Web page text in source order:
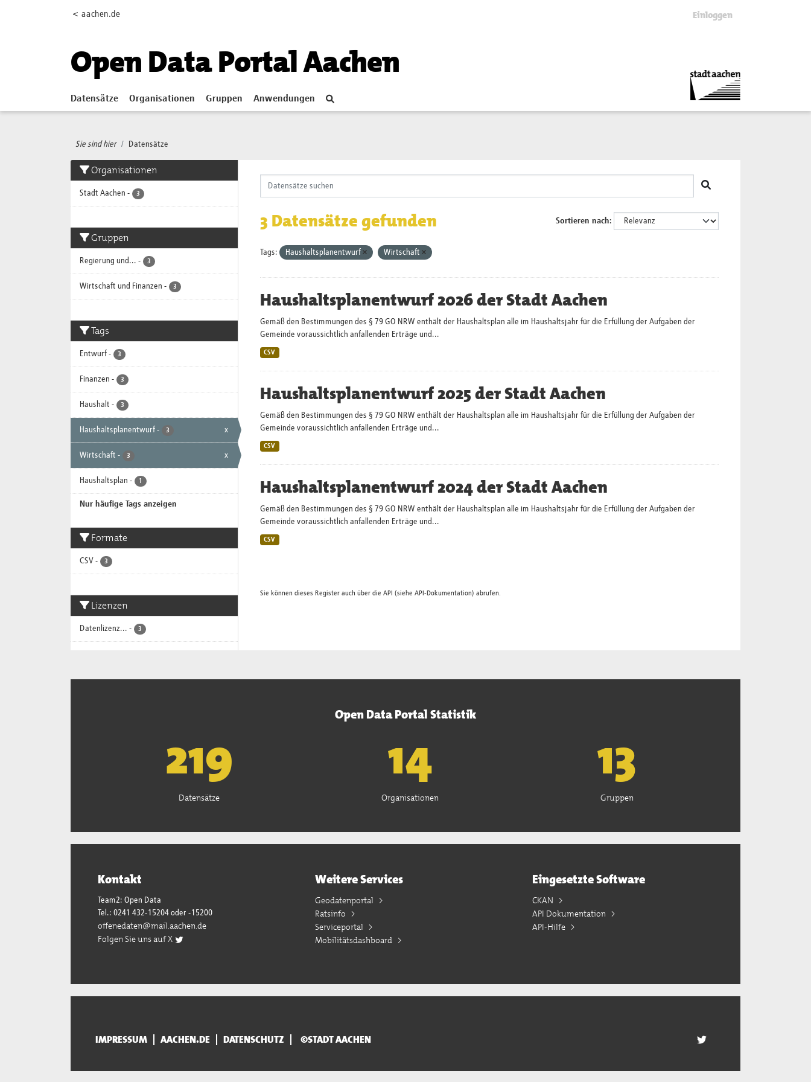
< aachen.de Einloggen
Open Data Portal Aachen
Datensätze Organisationen Gruppen Anwendungen
Sie sind hier Datensätze
Organisationen
Stadt Aachen - 3
Gruppen
Regierung und... - 3
Wirtschaft und Finanzen - 3
Tags
Entwurf - 3
Finanzen - 3
Haushalt - 3
Haushaltsplanentwurf - 3 x
Wirtschaft - 3 x
Haushaltsplan - 1
Nur häufige Tags anzeigen
Formate
CSV - 3
Lizenzen
Datenlizenz... - 3
Sortieren nach
3 Datensätze gefunden
Tags: Haushaltsplanentwurf Wirtschaft
Haushaltsplanentwurf 2026 der Stadt Aachen
Gemäß den Bestimmungen des § 79 GO NRW enthält der Haushaltsplan alle im Haushaltsjahr für die Erfüllung der Aufgaben der
Gemeinde voraussichtlich anfallenden Erträge und...
CSV
Haushaltsplanentwurf 2025 der Stadt Aachen
Gemäß den Bestimmungen des § 79 GO NRW enthält der Haushaltsplan alle im Haushaltsjahr für die Erfüllung der Aufgaben der
Gemeinde voraussichtlich anfallenden Erträge und...
CSV
Haushaltsplanentwurf 2024 der Stadt Aachen
Gemäß den Bestimmungen des § 79 GO NRW enthält der Haushaltsplan alle im Haushaltsjahr für die Erfüllung der Aufgaben der
Gemeinde voraussichtlich anfallenden Erträge und...
CSV
Sie können dieses Register auch über die API (siehe API-Dokumentation) abrufen.
Open Data Portal Statistik
221
Datensätze
15
Organisationen
13
Gruppen
Kontakt
Team2: Open Data
Tel.: 0241 432-15204 oder -15200
offenedaten@mail.aachen.de
Folgen Sie uns auf X
Weitere Services
Geodatenportal
Ratsinfo
Serviceportal
Mobilitätsdashboard
Eingesetzte Software
CKAN
API Dokumentation
API-Hilfe
IMPRESSUM AACHEN.DE DATENSCHUTZ ©STADT AACHEN